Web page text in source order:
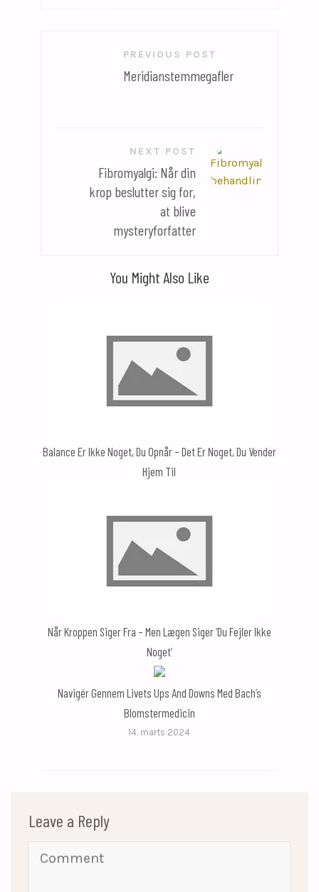
PREVIOUS POST
Meridianstemmegafler
NEXT POST
Fibromyalgi: Når din
krop beslutter sig for,
at blive
mysteryforfatter
You Might Also Like
Balance Er Ikke Noget, Du Opnår – Det Er Noget, Du Vender
Hjem Til
Når Kroppen Siger Fra – Men Lægen Siger ‘du Fejler Ikke
Noget’
Navigér Gennem Livets Ups And Downs Med Bach’s
Blomstermedicin
14. marts 2024
Leave a Reply